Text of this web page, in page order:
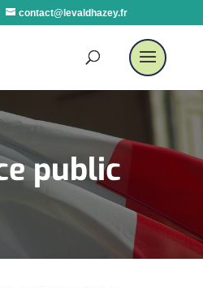
contact@levaldhazey.fr
public